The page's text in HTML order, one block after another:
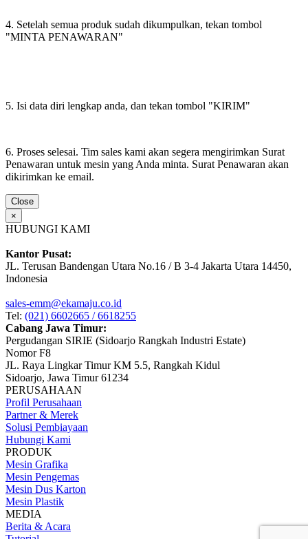
4. Setelah semua produk sudah dikumpulkan, tekan tombol
"MINTA PENAWARAN"
5. Isi data diri lengkap anda, dan tekan tombol "KIRIM"
6. Proses selesai. Tim sales kami akan segera mengirimkan Surat
Penawaran untuk mesin yang Anda minta. Surat Penawaran akan
dikirimkan ke email.
Close
×
HUBUNGI KAMI
Kantor Pusat:
JL. Terusan Bandengan Utara No.16 / B 3-4 Jakarta Utara 14450,
Indonesia
sales-emm@ekamaju.co.id
Tel: (021) 6602665 / 6618255
Cabang Jawa Timur:
Pergudangan SIRIE (Sidoarjo Rangkah Industri Estate)
Nomor F8
JL. Raya Lingkar Timur KM 5.5, Rangkah Kidul
Sidoarjo, Jawa Timur 61234
PERUSAHAAN
Profil Perusahaan
Partner & Merek
Solusi Pembiayaan
Hubungi Kami
PRODUK
Mesin Grafika
Mesin Pengemas
Mesin Dus Karton
Mesin Plastik
MEDIA
Berita & Acara